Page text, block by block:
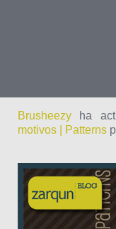
Brusheezy ha
motivos | Patterns